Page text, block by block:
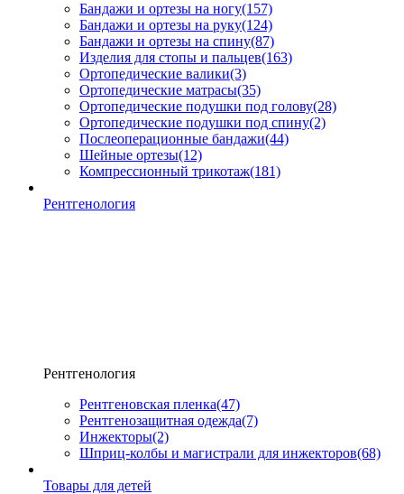
Бандажи и ортезы на ногу(157)
Бандажи и ортезы на руку(124)
Бандажи и ортезы на спину(87)
Изделия для стопы и пальцев(163)
Ортопедические валики(3)
Ортопедические матрасы(35)
Ортопедические подушки под голову(28)
Ортопедические подушки под спину(2)
Послеоперационные бандажи(44)
Шейные ортезы(12)
Компрессионный трикотаж(181)
Рентгенология
Рентгенология
Рентгеновская пленка(47)
Рентгенозащитная одежда(7)
Инжекторы(2)
Шприц-колбы и магистрали для инжекторов(68)
Товары для детей